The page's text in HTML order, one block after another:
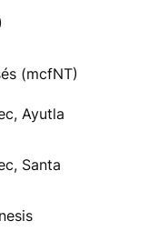
(mcfNT)
Ayutla
Santa